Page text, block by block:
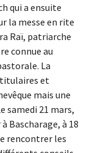
qui a ensuite
la messe en rite
Raï, patriarche
connue au
La
et
mais une
samedi 21 mars,
Bascharage, à 18
rencontrer les